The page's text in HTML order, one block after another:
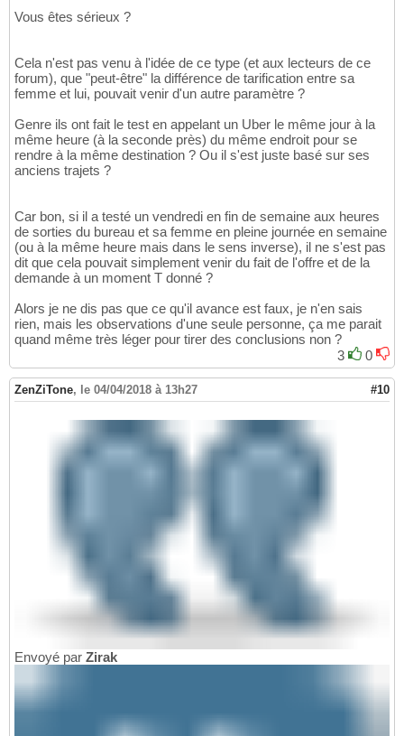
Vous êtes sérieux ?
Cela n'est pas venu à l'idée de ce type (et aux lecteurs de ce
forum), que "peut-être" la différence de tarification entre sa
femme et lui, pouvait venir d'un autre paramètre ?
Genre ils ont fait le test en appelant un Uber le même jour à la
même heure (à la seconde près) du même endroit pour se
rendre à la même destination ? Ou il s'est juste basé sur ses
anciens trajets ?
Car bon, si il a testé un vendredi en fin de semaine aux heures
de sorties du bureau et sa femme en pleine journée en semaine
(ou à la même heure mais dans le sens inverse), il ne s'est pas
dit que cela pouvait simplement venir du fait de l'offre et de la
demande à un moment T donné ?
Alors je ne dis pas que ce qu'il avance est faux, je n'en sais
rien, mais les observations d'une seule personne, ça me parait
quand même très léger pour tirer des conclusions non ?
3
0
ZenZiTone, le 04/04/2018 à 13h27 #10
Envoyé par Zirak